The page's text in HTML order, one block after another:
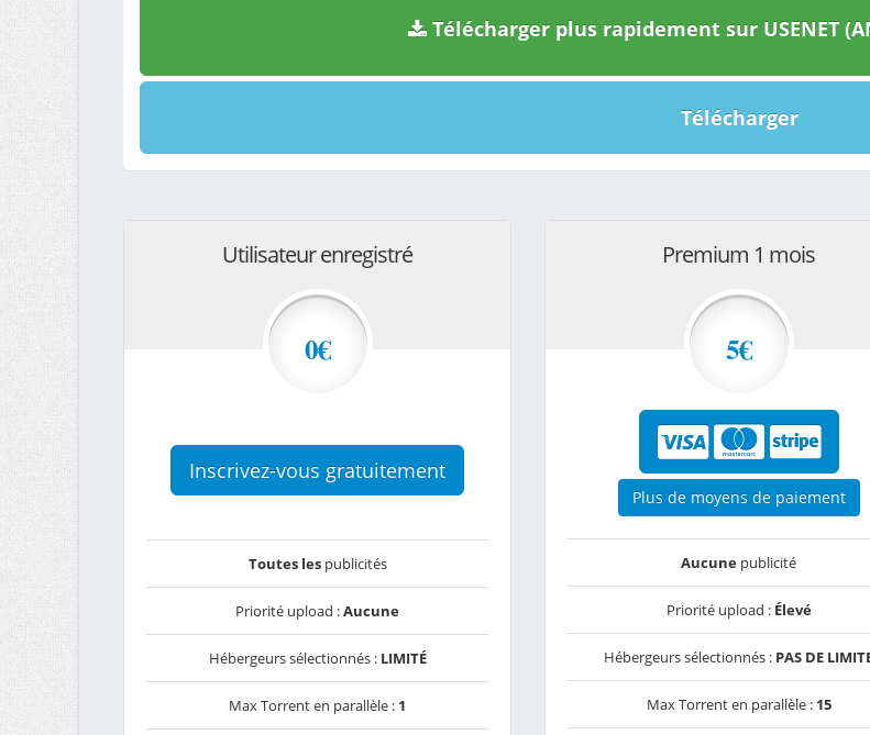
Télécharger plus rapidement sur USENET
Télécharger
Utilisateur enregistré
0€
Inscrivez-vous gratuitement
Toutes lespublicités
Priorité upload :Aucune
Hébergeurs sélectionnés : LIMITÉ
Max Torrent en parallèle : 1
Premium 1 mois
5€
Plus de moyens de paiement
Aucune publicité
Priorité upload : Élevé
Hébergeurs sélectionnés : PAS DE
Max Torrent en parallèle : 15